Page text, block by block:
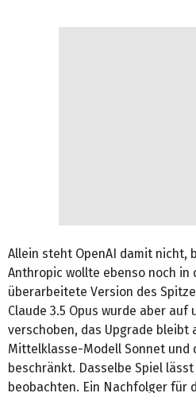
Allein steht OpenAI damit nicht,
Anthropic wollte ebenso noch in
überarbeitete Version des
Claude 3.5 Opus wurde aber
verschoben, das Upgrade bleibt
Mittelklasse-Modell Sonnet und
beschränkt. Dasselbe Spiel
beobachten. Ein Nachfolger für